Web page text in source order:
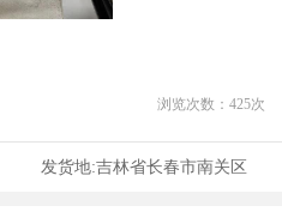
浏览次数： 425次
发货地:吉林省长春市南关区